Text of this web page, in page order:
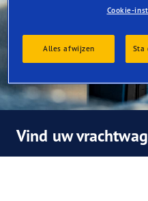
Vind uw
Cookie-
Alles afwijzen Sta